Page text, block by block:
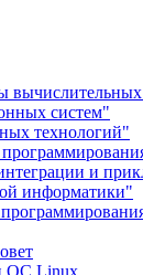
систем"
технологий"
и
информатики"
ОС Linux